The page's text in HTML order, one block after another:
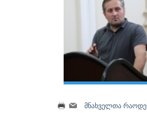
მნახველთა